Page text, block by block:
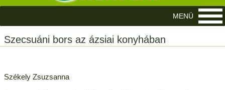
Szecsuáni bors az ázsiai konyhában
Székely Zsuzsanna